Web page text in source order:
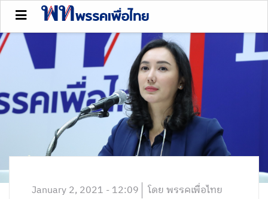
January 2, 2021 - 12:09 โดย พรรคเพื่อไทย